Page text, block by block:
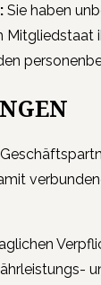
Sie haben